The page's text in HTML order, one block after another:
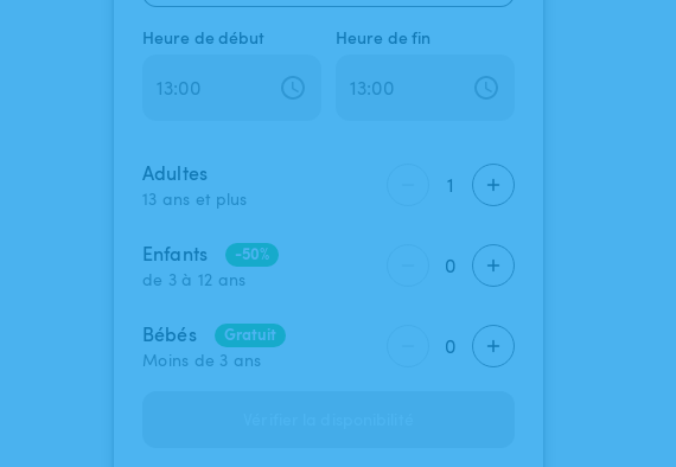
Heure de début Heure de fin
Adultes
13 ans et plus
1
Enfants
-50%
de 3 à 12 ans
0
Bébés
Gratuit
Moins de 3 ans
0